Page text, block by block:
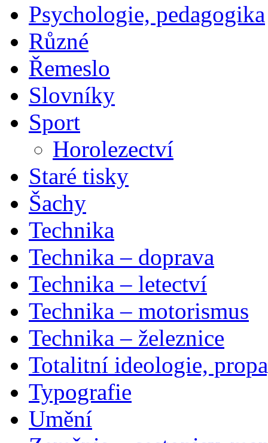
Psychologie, pedagogika
Různé
Řemeslo
Slovníky
Sport
Horolezectví
Staré tisky
Šachy
Technika
Technika – doprava
Technika – letectví
Technika – motorismus
Technika – železnice
Totalitní ideologie,
Typografie
Umění